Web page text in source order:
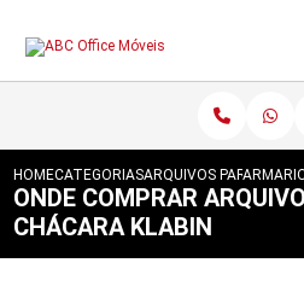
HOMECATEGORIASARQUIVOS PARA
ONDE COMPRAR
CHÁCARA KLABIN